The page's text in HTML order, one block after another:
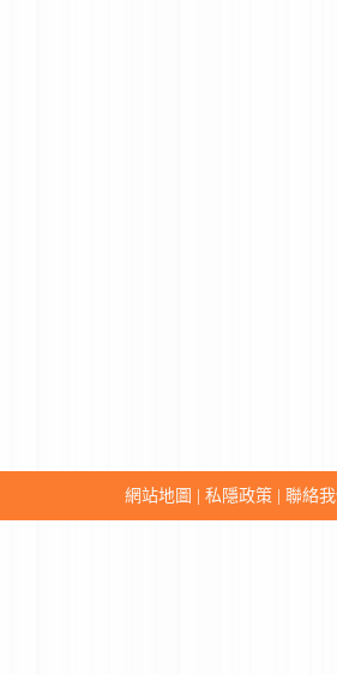
網站地圖 | 私隱政策 | 聯絡